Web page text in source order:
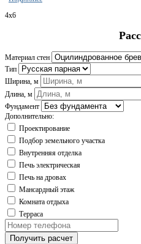
4x6
Материал стен
Тип
Ширина, м
Длина, м
Фундамент
Дополнительно:
Проектирование
Подбор земельного участка
Внутренняя отделка
Печь электрическая
Печь на дровах
Мансардный этаж
Комната отдыха
Терраса
Получить расчет